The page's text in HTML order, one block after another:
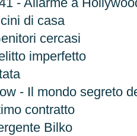
di casa
cercasi
imperfetto
- Il mondo segreto
contratto
Bilko